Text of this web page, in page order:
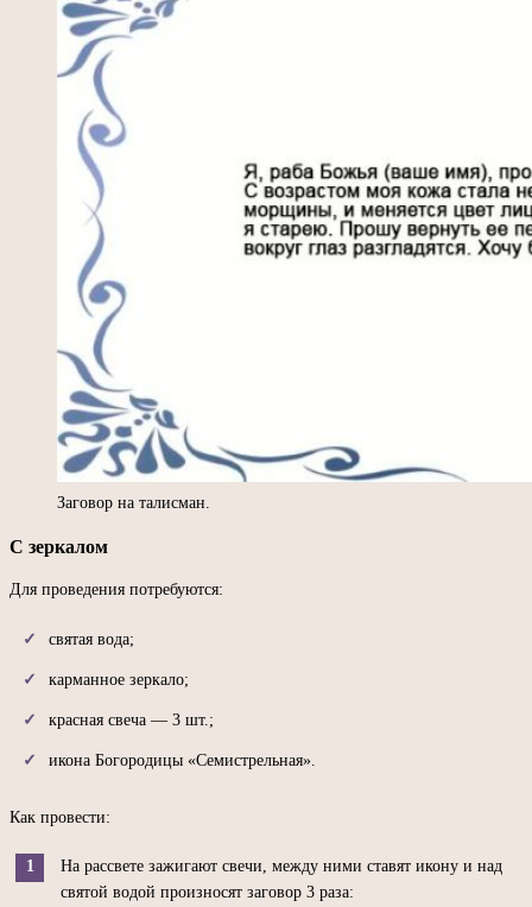
Заговор на талисман.
С зеркалом
Для проведения потребуются:
святая вода;
карманное зеркало;
красная свеча — 3 шт.;
икона Богородицы «Семистрельная».
Как провести:
На рассвете зажигают свечи, между ними ставят икону и над
святой водой произносят заговор 3 раза: